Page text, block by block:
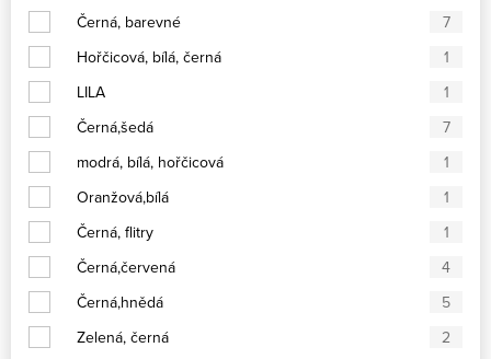
Černá, barevné
7
Hořčicová, bílá, černá
1
LILA
1
Černá,šedá
7
modrá, bílá, hořčicová
1
Oranžová,bílá
1
Černá, flitry
1
Černá,červená
4
Černá,hnědá
5
Zelená, černá
2